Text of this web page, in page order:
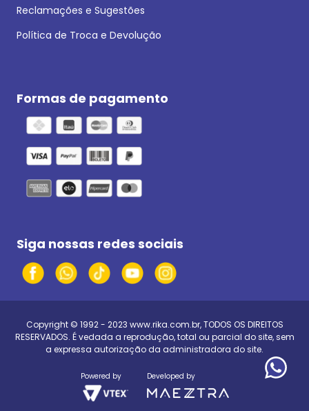
Reclamações e Sugestões
Política de Troca e Devolução
Formas de pagamento
Siga nossas redes sociais
Copyright © 1992 - 2023 www.rika.com.br, TODOS OS DIREITOS
RESERVADOS. É vedada a reprodução, total ou parcial do site, sem
a expressa autorização da administradora do site.
Powered by Developed by